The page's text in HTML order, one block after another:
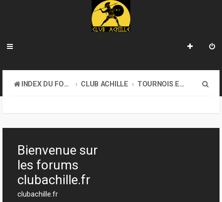
INDEX DU FORUM CLUB ACHILLE TOURNOIS ET EVENEMENTS
h
Bienvenue sur
les forums
clubachille.fr
clubachille.fr